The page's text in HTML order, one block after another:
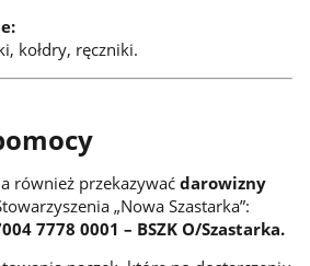
kołdry, ręczniki.
również przekazywać darowizny
„Nowa Szastarka”:
7778 0001 – BSZK O/Szastarka.